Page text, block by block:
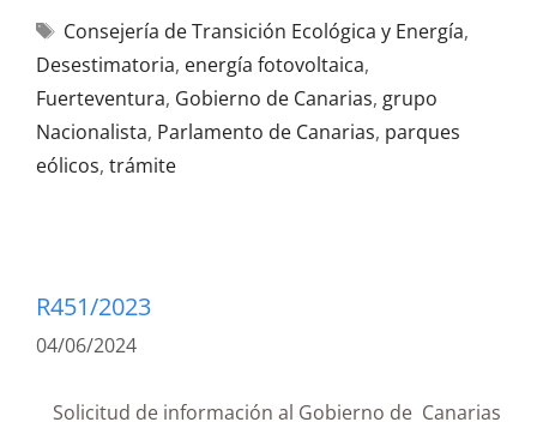
Consejería de Transición Ecológica y Energía,
Desestimatoria, energía fotovoltaica,
Fuerteventura, Gobierno de Canarias, grupo
Nacionalista, Parlamento de Canarias, parques
eólicos, trámite
R451/2023
04/06/2024
Solicitud de información al Gobierno de Canarias